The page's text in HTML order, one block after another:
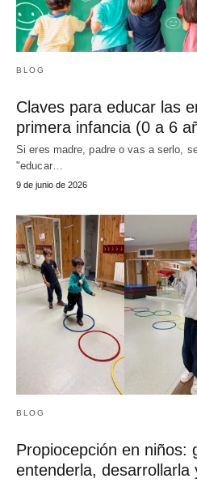
BLOG
Claves para educar las
primera infancia (0 a 6
Si eres madre, padre o vas a serlo,
"educar…
9 de junio de 2026
BLOG
Propiocepción en niños:
entenderla, desarrollarla